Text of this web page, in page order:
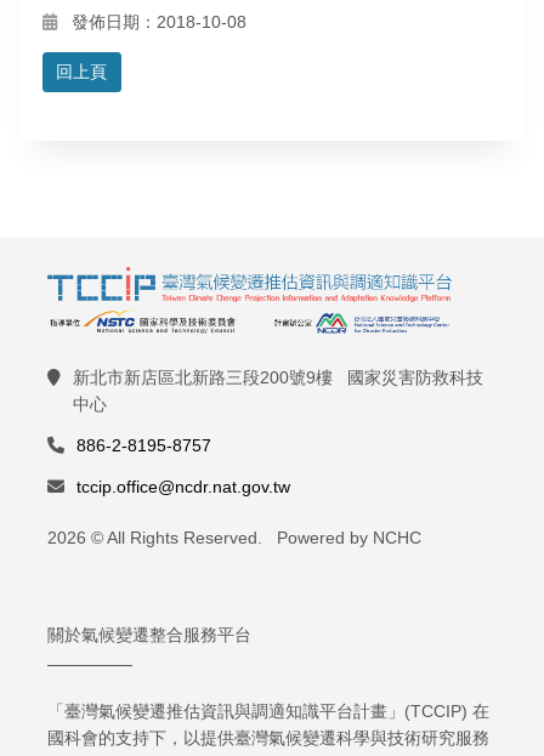
發佈日期：2018-10-08
回上頁
新北市新店區北新路三段200號9樓 國家災害防救科技
中心
886-2-8195-8757
tccip.office@ncdr.nat.gov.tw
2026 © All Rights Reserved. Powered by NCHC
關於氣候變遷整合服務平台
「臺灣氣候變遷推估資訊與調適知識平台計畫」(TCCIP) 在
國科會的支持下，以提供臺灣氣候變遷科學與技術研究服務